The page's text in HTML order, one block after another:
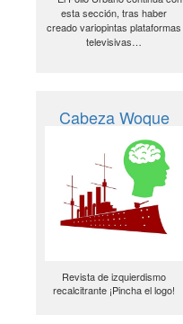
esta sección, tras haber
creado variopintas plataformas
televisivas…
Cabeza Woque
Revista de izquierdismo
recalcitrante ¡Pincha el logo!